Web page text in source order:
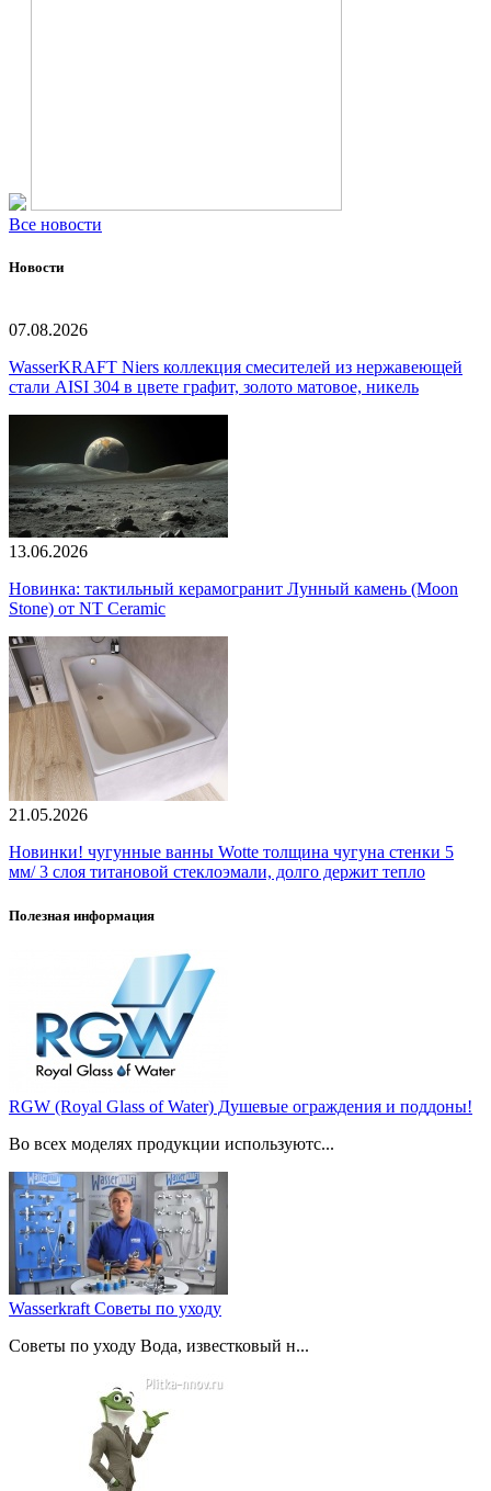
Все новости
Новости
07.08.2026
WasserKRAFT Niers коллекция смесителей из нержавеющей
стали AISI 304 в цвете графит, золото матовое, никель
13.06.2026
Новинка: тактильный керамогранит Лунный камень (Moon
Stone) от NT Ceramic
21.05.2026
Новинки! чугунные ванны Wotte толщина чугуна стенки 5
мм/ 3 слоя титановой стеклоэмали, долго держит тепло
Полезная информация
RGW (Royal Glass of Water) Душевые ограждения и поддоны!
Во всех моделях продукции используютс...
Wasserkraft Советы по уходу
Советы по уходу Вода, известковый н...